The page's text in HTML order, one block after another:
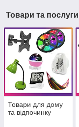
Товари та послуги
Товари для дому
та відпочинку